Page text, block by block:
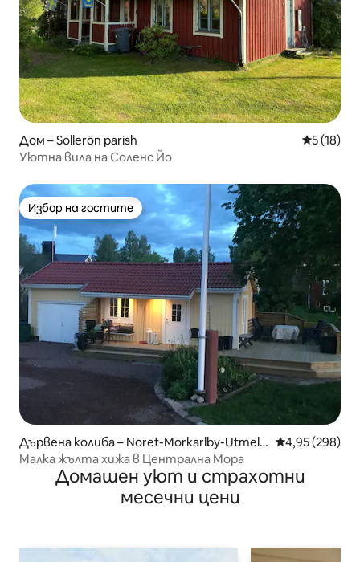
Дом – Sollerön parish Средна
5 (18)
Уютна вила на Соленс Йо
Избор на гостите
Избор на гостите
Дървена колиба – Noret-Morkarlby-Utmela
nd
Средна
4,95 (298)
Малка жълта хижа в Централна Мора
Домашен уют и страхотни
месечни цени